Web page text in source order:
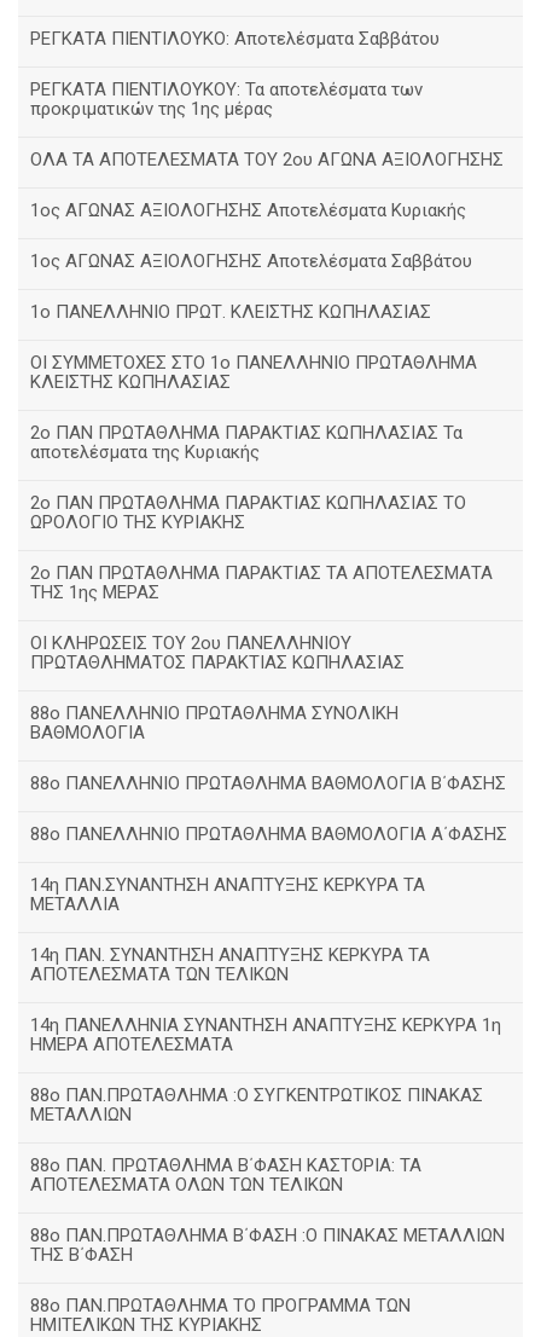
ΡΕΓΚΑΤΑ ΠΙΕΝΤΙΛΟΥΚΟ: Αποτελέσματα Σαββάτου
ΡΕΓΚΑΤΑ ΠΙΕΝΤΙΛΟΥΚΟΥ: Τα αποτελέσματα των
προκριματικών της 1ης μέρας
ΟΛΑ ΤΑ ΑΠΟΤΕΛΕΣΜΑΤΑ ΤΟΥ 2ου ΑΓΩΝΑ ΑΞΙΟΛΟΓΗΣΗΣ
1ος ΑΓΩΝΑΣ ΑΞΙΟΛΟΓΗΣΗΣ Αποτελέσματα Κυριακής
1ος ΑΓΩΝΑΣ ΑΞΙΟΛΟΓΗΣΗΣ Αποτελέσματα Σαββάτου
1ο ΠΑΝΕΛΛΗΝΙΟ ΠΡΩΤ. ΚΛΕΙΣΤΗΣ ΚΩΠΗΛΑΣΙΑΣ
ΟΙ ΣΥΜΜΕΤΟΧΕΣ ΣΤΟ 1ο ΠΑΝΕΛΛΗΝΙΟ ΠΡΩΤΑΘΛΗΜΑ
ΚΛΕΙΣΤΗΣ ΚΩΠΗΛΑΣΙΑΣ
2ο ΠΑΝ ΠΡΩΤΑΘΛΗΜΑ ΠΑΡΑΚΤΙΑΣ ΚΩΠΗΛΑΣΙΑΣ Τα
αποτελέσματα της Κυριακής
2ο ΠΑΝ ΠΡΩΤΑΘΛΗΜΑ ΠΑΡΑΚΤΙΑΣ ΚΩΠΗΛΑΣΙΑΣ ΤΟ
ΩΡΟΛΟΓΙΟ ΤΗΣ ΚΥΡΙΑΚΗΣ
2ο ΠΑΝ ΠΡΩΤΑΘΛΗΜΑ ΠΑΡΑΚΤΙΑΣ ΤΑ ΑΠΟΤΕΛΕΣΜΑΤΑ
ΤΗΣ 1ης ΜΕΡΑΣ
ΟΙ ΚΛΗΡΩΣΕΙΣ ΤΟΥ 2ου ΠΑΝΕΛΛΗΝΙΟΥ
ΠΡΩΤΑΘΛΗΜΑΤΟΣ ΠΑΡΑΚΤΙΑΣ ΚΩΠΗΛΑΣΙΑΣ
88ο ΠΑΝΕΛΛΗΝΙΟ ΠΡΩΤΑΘΛΗΜΑ ΣΥΝΟΛΙΚΗ
ΒΑΘΜΟΛΟΓΙΑ
88ο ΠΑΝΕΛΛΗΝΙΟ ΠΡΩΤΑΘΛΗΜΑ ΒΑΘΜΟΛΟΓΙΑ Β΄ΦΑΣΗΣ
88ο ΠΑΝΕΛΛΗΝΙΟ ΠΡΩΤΑΘΛΗΜΑ ΒΑΘΜΟΛΟΓΙΑ Α΄ΦΑΣΗΣ
14η ΠΑΝ.ΣΥΝΑΝΤΗΣΗ ΑΝΑΠΤΥΞΗΣ ΚΕΡΚΥΡΑ ΤΑ
ΜΕΤΑΛΛΙΑ
14η ΠΑΝ. ΣΥΝΑΝΤΗΣΗ ΑΝΑΠΤΥΞΗΣ ΚΕΡΚΥΡΑ ΤΑ
ΑΠΟΤΕΛΕΣΜΑΤΑ ΤΩΝ ΤΕΛΙΚΩΝ
14η ΠΑΝΕΛΛΗΝΙΑ ΣΥΝΑΝΤΗΣΗ ΑΝΑΠΤΥΞΗΣ ΚΕΡΚΥΡΑ 1η
ΗΜΕΡΑ ΑΠΟΤΕΛΕΣΜΑΤΑ
88ο ΠΑΝ.ΠΡΩΤΑΘΛΗΜΑ :Ο ΣΥΓΚΕΝΤΡΩΤΙΚΟΣ ΠΙΝΑΚΑΣ
ΜΕΤΑΛΛΙΩΝ
88ο ΠΑΝ. ΠΡΩΤΑΘΛΗΜΑ Β΄ΦΑΣΗ ΚΑΣΤΟΡΙΑ: ΤΑ
ΑΠΟΤΕΛΕΣΜΑΤΑ ΟΛΩΝ ΤΩΝ ΤΕΛΙΚΩΝ
88ο ΠΑΝ.ΠΡΩΤΑΘΛΗΜΑ Β΄ΦΑΣΗ :Ο ΠΙΝΑΚΑΣ ΜΕΤΑΛΛΙΩΝ
ΤΗΣ Β΄ΦΑΣΗ
88ο ΠΑΝ.ΠΡΩΤΑΘΛΗΜΑ ΤΟ ΠΡΟΓΡΑΜΜΑ ΤΩΝ
ΗΜΙΤΕΛΙΚΩΝ ΤΗΣ ΚΥΡΙΑΚΗΣ